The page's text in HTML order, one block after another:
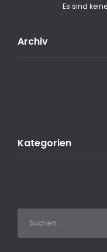
Es sind
Archiv
Kategorien